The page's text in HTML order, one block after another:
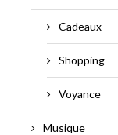
Cadeaux
Shopping
Voyance
Musique